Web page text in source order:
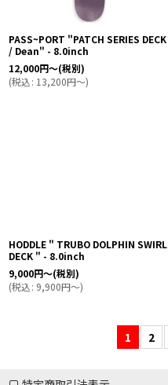
PASS~PORT "PATCH SERIES DECK
/ Dean" - 8.0inch
12,000円～(税別)
(税込: 13,200円～)
HODDLE " TRUBO DOLPHIN SWIRL
DECK " - 8.0inch
9,000円～(税別)
(税込: 9,900円～)
1 2